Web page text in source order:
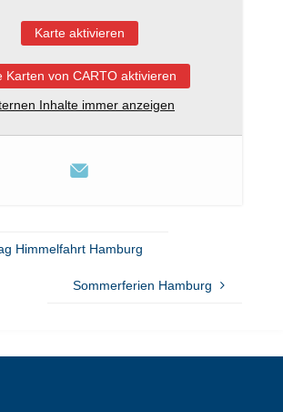
Karte aktivieren
Karten von CARTO aktivieren
Inhalte immer anzeigen
Himmelfahrt Hamburg
Sommerferien Hamburg